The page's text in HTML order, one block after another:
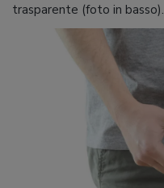
trasparente (foto in basso).